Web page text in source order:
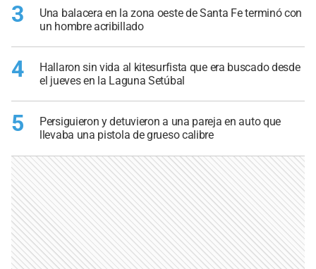
3
Una balacera en la zona oeste de Santa Fe terminó con
un hombre acribillado
4
Hallaron sin vida al kitesurfista que era buscado desde
el jueves en la Laguna Setúbal
5
Persiguieron y detuvieron a una pareja en auto que
llevaba una pistola de grueso calibre